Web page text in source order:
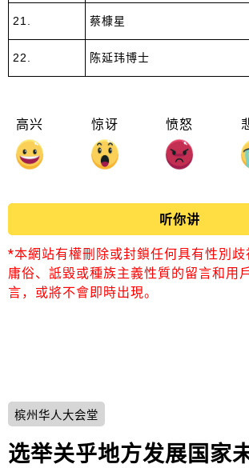
21. 蔡槺星
22. 陈延玮博士
高兴 惊讶 愤怒
听你讲
*本網站有權刪除或封鎖任何具有性別歧
庸俗、詆毀或種族主義性質的留言和用
言，或將不會即時出現。
槟州华人大会堂
选举关乎地方发展国家